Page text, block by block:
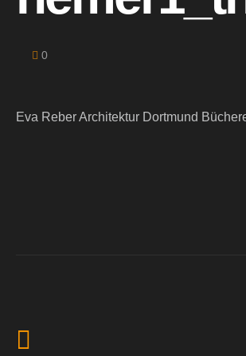
0
Eva Reber Architektur Dortmund